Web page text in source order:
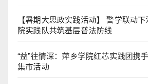
【暑期大思政实践活动】 警学联动
院实践队共筑基层普法防线
“益”往情深：萍乡学院红芯实践团携
集市活动